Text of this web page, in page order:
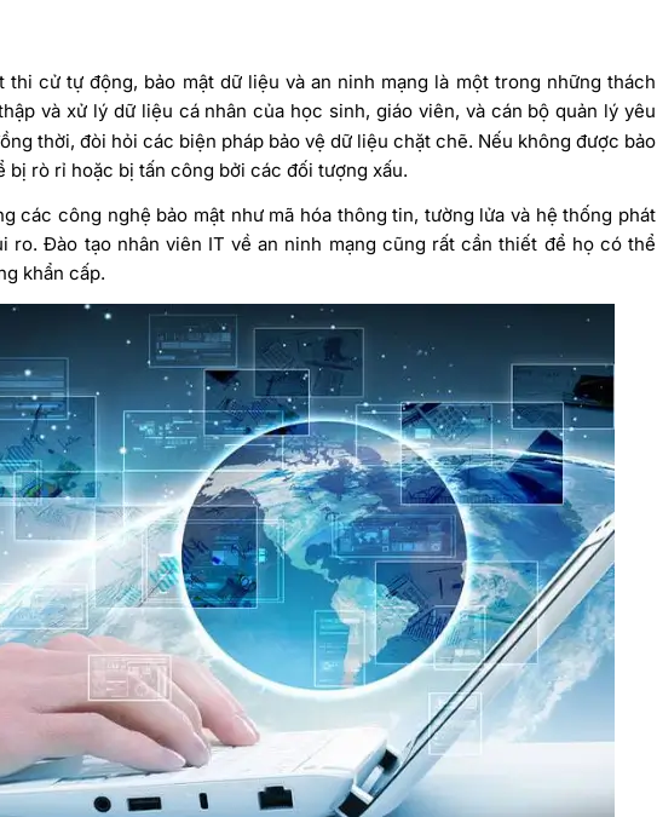
thi cử tự động, bảo mật dữ liệu và an ninh mạng là một trong những thách
và xử lý dữ liệu cá nhân của học sinh, giáo viên, và cán bộ quản lý yêu
thời, đòi hỏi các biện pháp bảo vệ dữ liệu chặt chẽ. Nếu không được bảo
bị rò rỉ hoặc bị tấn công bởi các đối tượng xấu.
các công nghệ bảo mật như mã hóa thông tin, tường lửa và hệ thống phát
ro. Đào tạo nhân viên IT về an ninh mạng cũng rất cần thiết để họ có thể
khẩn cấp.